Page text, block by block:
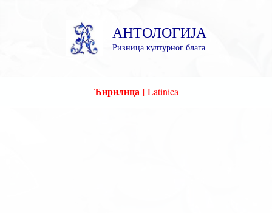
АНТОЛОГИЈА
Ризница културног блага
Ћирилица | Latinica